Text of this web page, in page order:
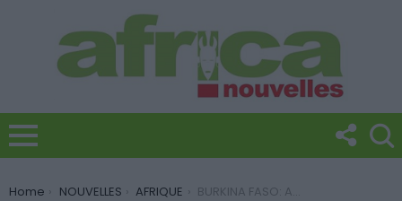
You are here:
Home NOUVELLES AFRIQUE
BURKINA FASO: Accueil triomphal des Etalons – Marée humaine à l’aéroport et le long du trajet